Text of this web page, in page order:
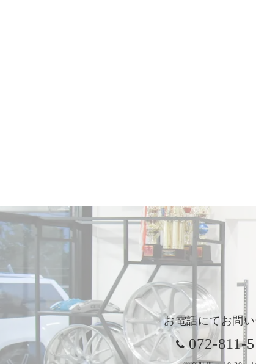
お電話にてお問
072-811-